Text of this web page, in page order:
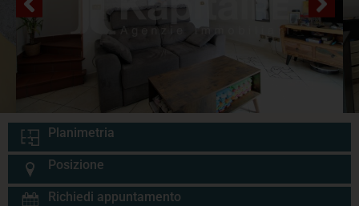
Planimetria
Posizione
Richiedi appuntamento